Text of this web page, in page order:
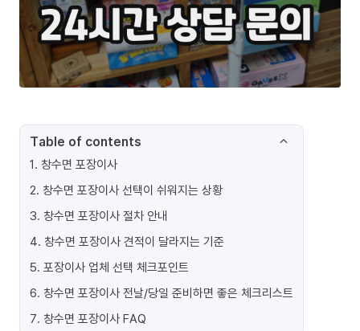
Table of contents
1. 창수면 포장이사
2. 창수면 포장이사 선택이 쉬워지는 상황
3. 창수면 포장이사 절차 안내
4. 창수면 포장이사 견적이 달라지는 기준
5. 포장이사 업체 선택 체크포인트
6. 창수면 포장이사 전날/당일 준비하면 좋은 체크리스트
7. 창수면 포장이사 FAQ